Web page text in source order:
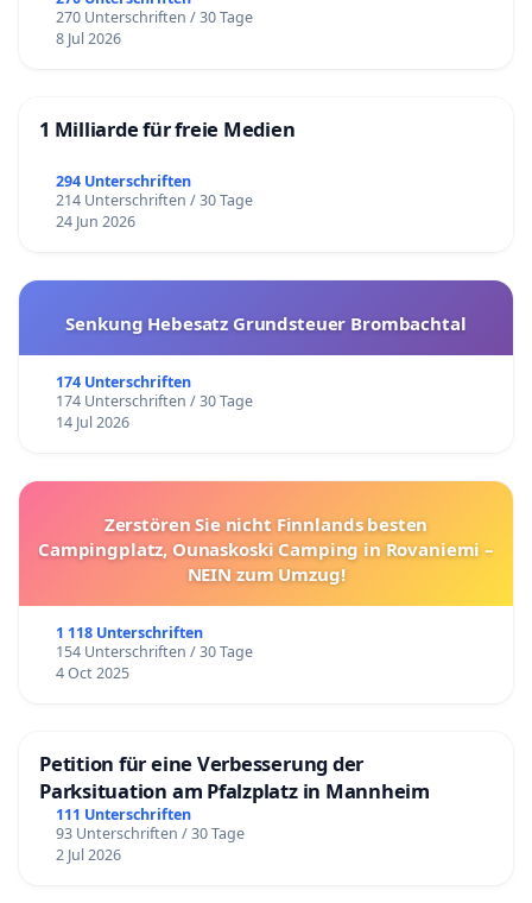
270 Unterschriften / 30 Tage
8 Jul 2026
1 Milliarde für freie Medien
294 Unterschriften
214 Unterschriften / 30 Tage
24 Jun 2026
Senkung Hebesatz Grundsteuer Brombachtal
174 Unterschriften
174 Unterschriften / 30 Tage
14 Jul 2026
Zerstören Sie nicht Finnlands besten
Campingplatz, Ounaskoski Camping in Rovaniemi –
NEIN zum Umzug!
1 118 Unterschriften
154 Unterschriften / 30 Tage
4 Oct 2025
Petition für eine Verbesserung der
Parksituation am Pfalzplatz in Mannheim
111 Unterschriften
93 Unterschriften / 30 Tage
2 Jul 2026